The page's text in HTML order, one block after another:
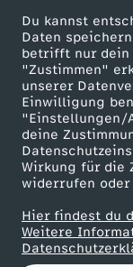
Du kannst
Daten
betrifft nur dein
"Zustimmen"
unserer
Einwilligung
"Einstellungen/
deine
Wirkung für die
widerrufen oder
Hier findest du
Weitere
e
s
V
e
r
r
ZDF goes Schule
Werbefernsehen
Mainzelmännchen
Partner